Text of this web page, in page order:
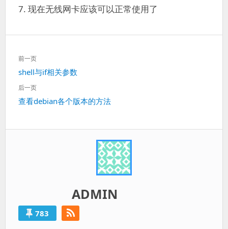
7. 现在无线网卡应该可以正常使用了
文
章
导
航
前一页
上
一
shell与if相关参数
后一页
下
查看debian各个版本的方法
ADMIN
783